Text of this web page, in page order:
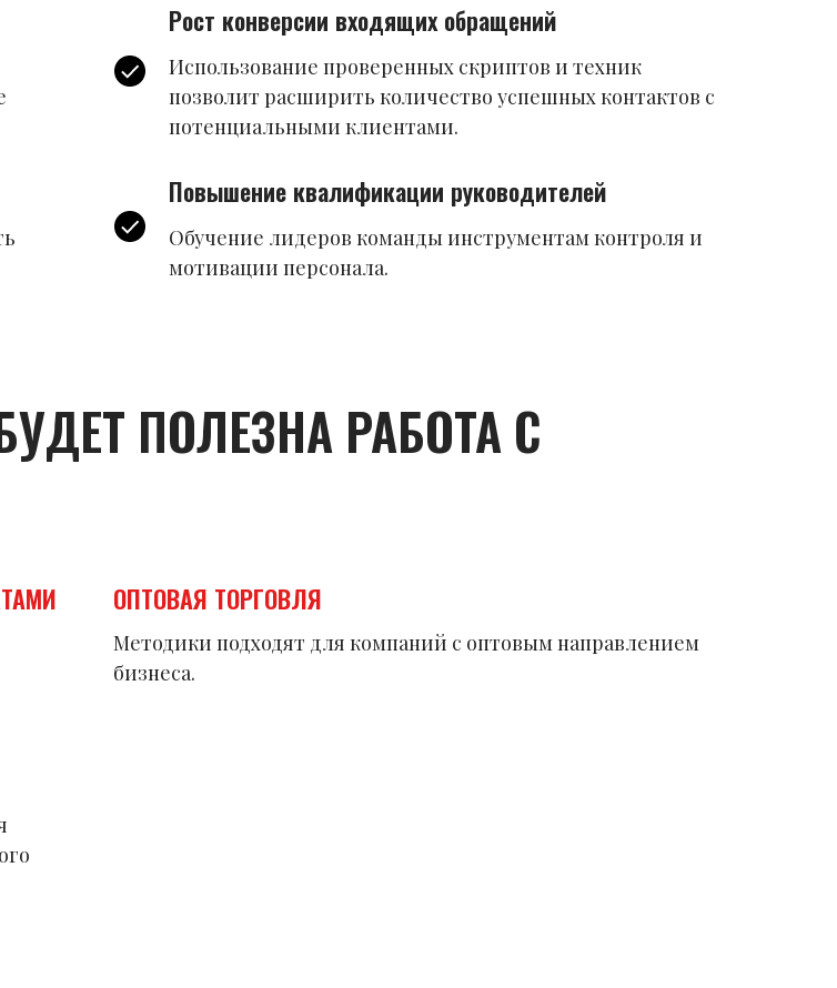
Рост конверсии входящих обращений
Использование проверенных скриптов и техник
позволит расширить количество успешных контактов с
потенциальными клиентами.
Повышение квалификации руководителей
Обучение лидеров команды инструментам контроля и
мотивации персонала.
ПОЛЕЗНА РАБОТА С
ОПТОВАЯ ТОРГОВЛЯ
Методики подходят для компаний с оптовым направлением
бизнеса.